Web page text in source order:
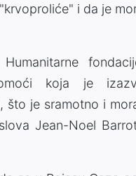
i da je
koja je
što je sramotno i
Jean-Noel